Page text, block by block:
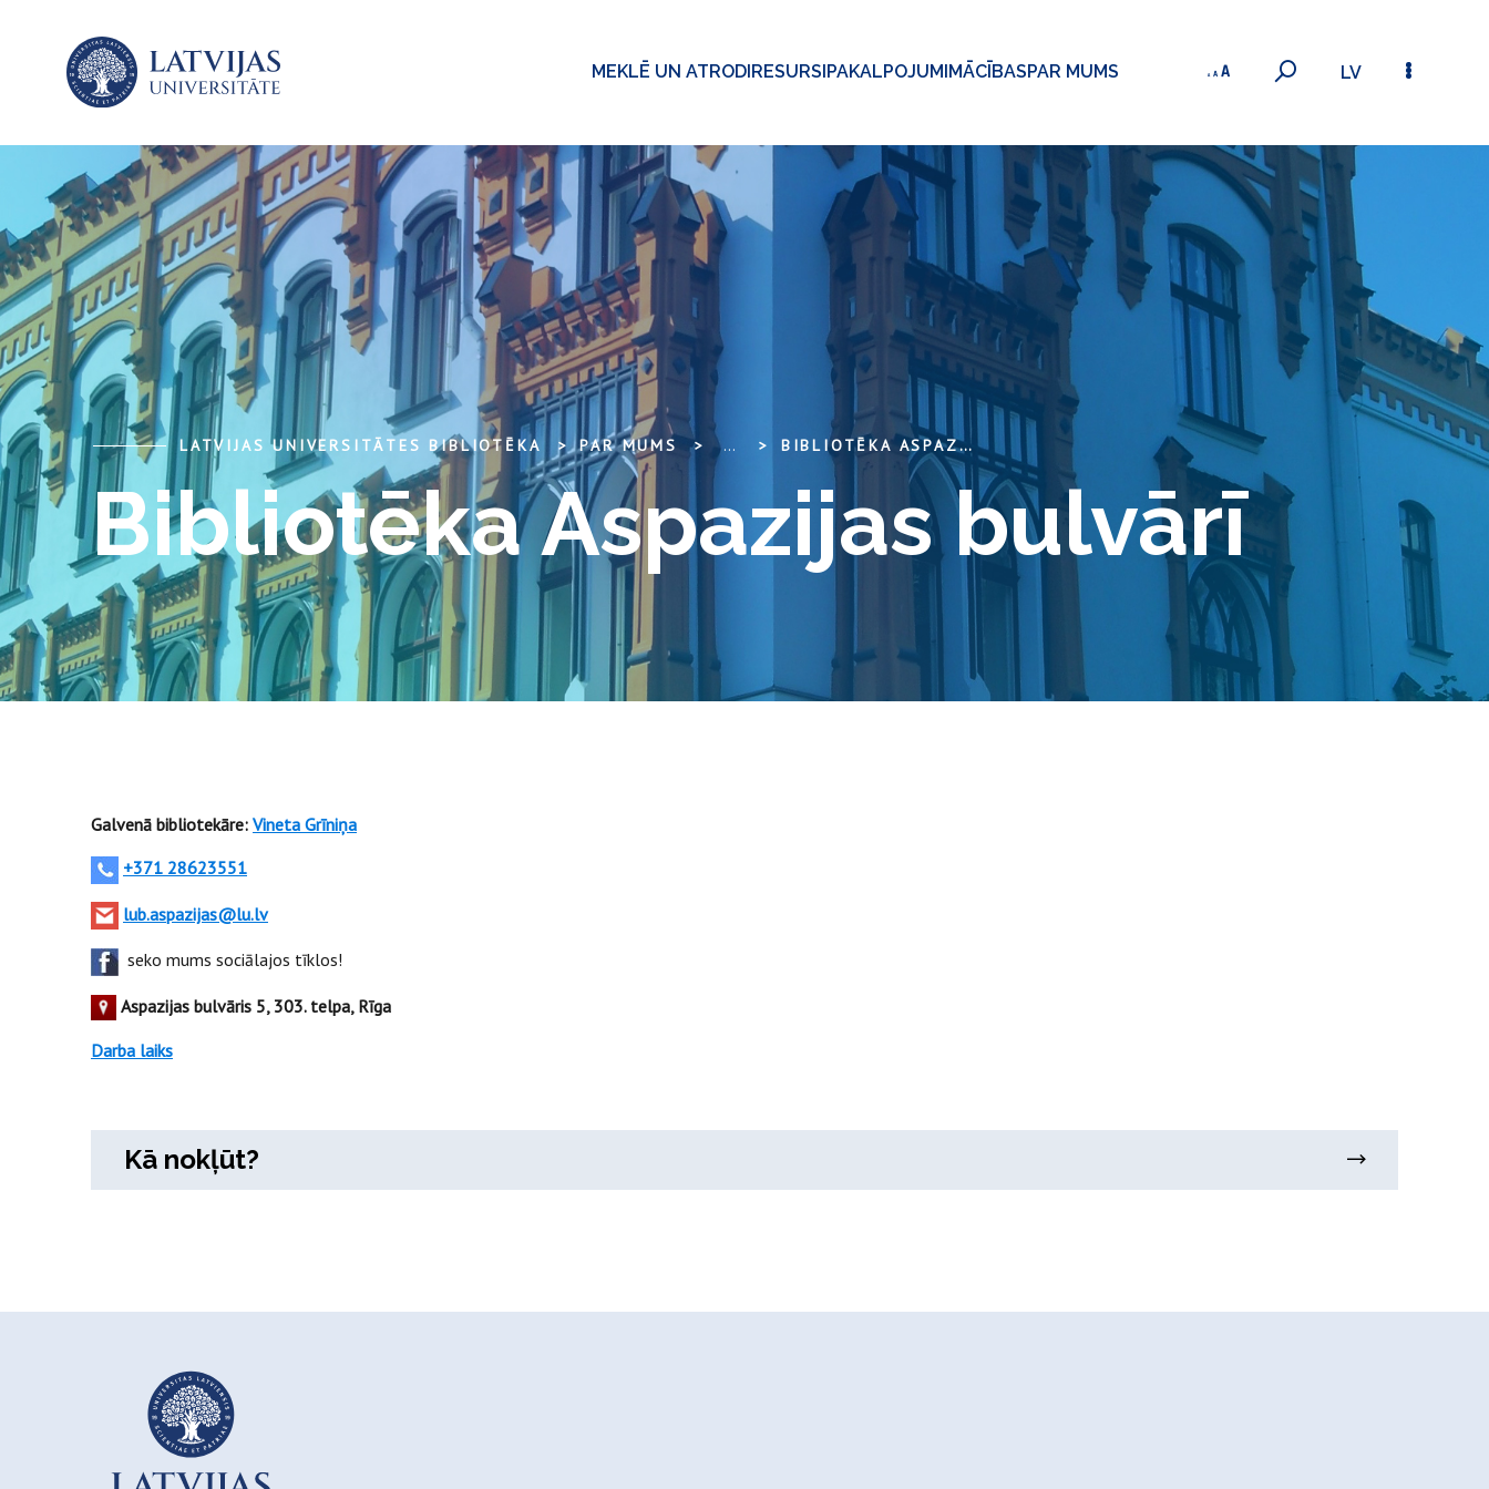
MEKLĒ UN ATRODIRESURSIPAKALPOJUMIMĀCĪBASPAR MUMS LV
LATVIJAS UNIVERSITĀTES BIBLIOTĒKA PAR MUMS ... BIBLIOTĒKA ASPAZIJAS BULVĀRĪ
Bibliotēka Aspazijas bulvārī
Galvenā bibliotekāre: Vineta Grīniņa
+371 28623551
lub.aspazijas@lu.lv
seko mums sociālajos tīklos!
Aspazijas bulvāris 5, 303. telpa, Rīga
Darba laiks
Kā nokļūt?